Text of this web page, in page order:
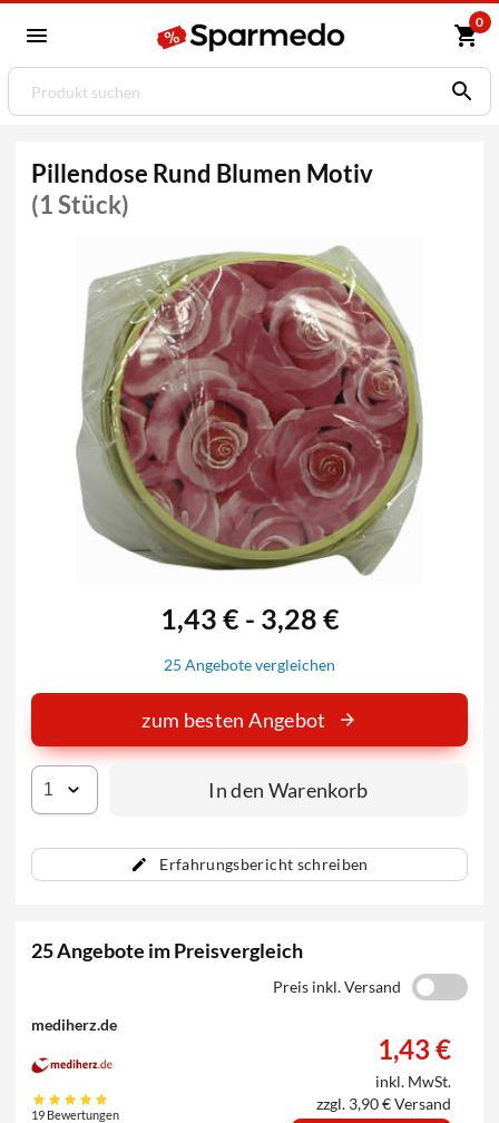
0
Pillendose Rund Blumen Motiv
(1 Stück)
Erfahrungsbericht schreiben
1,43 € - 3,28 €
25 Angebote vergleichen
zum besten Angebot
In den Warenkorb
25 Angebote im Preisvergleich
Preis inkl. Versand
mediherz.de
19 Bewertungen
1,43 €
inkl. MwSt.
zzgl. 3,90 € Versand